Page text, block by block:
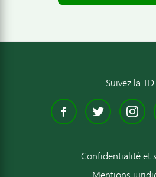
Suivez la TD
Facebook
Confidentialité et
Mentions